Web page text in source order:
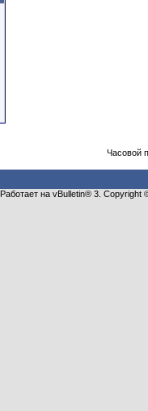
Часовой
Работает на vBulletin® 3.